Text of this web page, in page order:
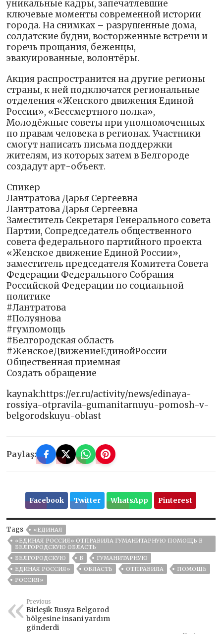
уникальные кадры, запечатлевшие
ключевые моменты современной истории
города. На снимках – разрушенные дома,
солдатские будни, восторженные встречи и
горечь прощания, беженцы,
эвакуированные, волонтёры.
Акция распространится на другие регионы
страны, к ней подключатся региональные
отделения «Женского движения Единой
России», «Бессмертного полка»,
Молодёжные советы при уполномоченных
по правам человека в регионах. Участники
смогут написать письма поддержки
жителям, из которых затем в Белгороде
создадут арт-объект.
Спикер
Лантратова Дарья Сергеевна
Лантратова Дарья Сергеевна
Заместитель Секретаря Генерального совета
Партии, Сопредседатель общественного
совета федерального партийного проекта
«Женское движение Единой России»,
заместитель председателя Комитета Совета
Федерации Федерального Собрания
Российской Федерации по социальной
политике
#Лантратова
#Полуянова
#гумпомощь
#Белгородская область
#ЖенскоеДвижениеЕдинойРоссии
Общественная приемная
Создать обращение
kaynak:https://er.ru/activity/news/edinaya-
rossiya-otpravila-gumanitarnuyu-pomosh-v-
belgorodskuyu-oblast
Paylaş:
Facebook Twitter WhatsApp Pinterest
Tags
«ЕДИНАЯ
«ЕДИНАЯ РОССИЯ» ОТПРАВИЛА ГУМАНИТАРНУЮ ПОМОЩЬ В
БЕЛГОРОДСКУЮ ОБЛАСТЬ
БЕЛГОРОДСКУЮ
В
ГУМАНИТАРНУЮ
ЕДИНАЯ РОССИЯ»
ОБЛАСТЬ ОТПРАВИЛА
ПОМОЩЬ
РОССИЯ»
Previous
Birleşik Rusya Belgorod
bölgesine insani yardım
gönderdi